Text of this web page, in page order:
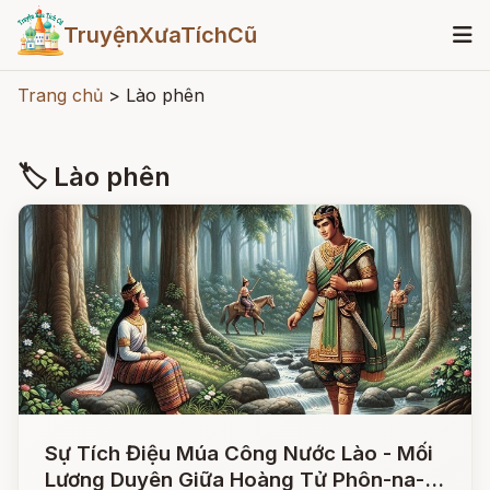
TruyệnXưaTíchCũ
Trang chủ > Lào phên
🏷 Lào phên
Sự Tích Điệu Múa Công Nước Lào - Mối
Lương Duyên Giữa Hoàng Tử Phôn-na-